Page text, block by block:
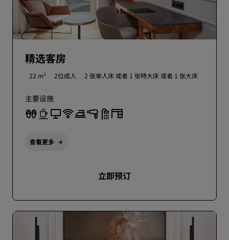
精选客房
22 m² 2位成人 2 张单人床 或者 1 张特大床 或者 1 张大床
主要设施
查看更多
立即预订